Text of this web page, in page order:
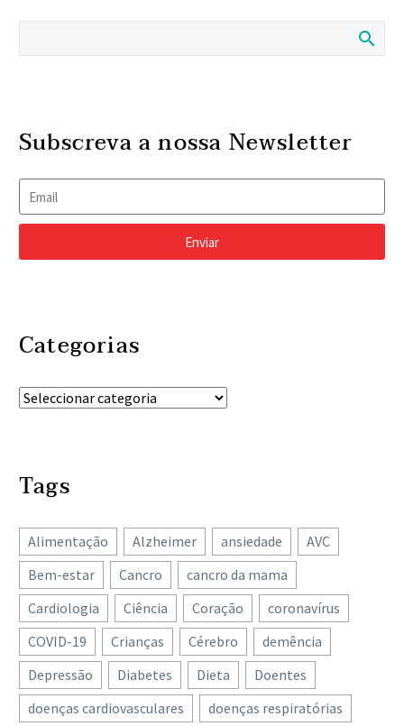
Subscreva a nossa Newsletter
Enviar
Categorias
Tags
Alimentação Alzheimer ansiedade
AVC
Bem-estar
Cancro
cancro da mama
Cardiologia
Ciência Coração
coronavírus
COVID-19
Crianças Cérebro
demência
Depressão
Diabetes Dieta
Doentes
doenças cardiovasculares
doenças respiratórias